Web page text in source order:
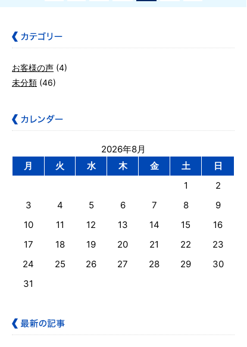
お客様の声 (4)
未分類 (46)
2026年8月
月
火 水 木 金 土
日
1
2
3
4 5 6 7 8
9
10
11 12 13 14 15
16
17
18 19 20 21 22
23
24
25 26 27 28 29
30
31